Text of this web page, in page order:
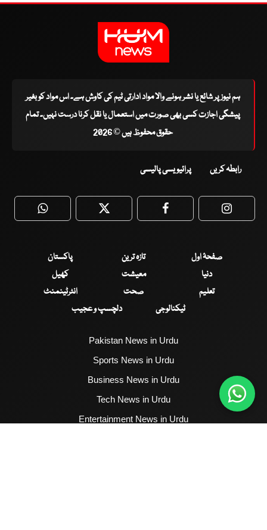
ہم نیوز پر شائع یا نشر ہونے والا مواد ادارتی ٹیم کی کاوش ہے۔ اس مواد کو بغیر
پیشگی اجازت کسی بھی صورت میں استعمال یا نقل کرنا درست نہیں۔ تمام
حقوق محفوظ ہیں © 2026
رابطہ کریں پرائیویسی پالیسی
WhatsApp Twitter Facebook
صفحۂ اول تازہ ترین
پاکستان
دنیا
معیشت
کھیل
تعلیم
صحت
انٹرٹینمنٹ
ٹیکنالوجی
دلچسپ و عجیب
Pakistan News in Urdu
Sports News in Urdu
Business News in Urdu
Tech News in Urdu
Entertainment News in Urdu